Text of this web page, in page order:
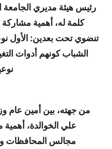
رئيس هيئة مديري
كلمة له، أهمية مشاركة
تنضوي تحت بعدين: الأول
الشباب كونهم أدوات
من جهته، بين أمين عام
علي الخوالدة،
مجالس المحافظات